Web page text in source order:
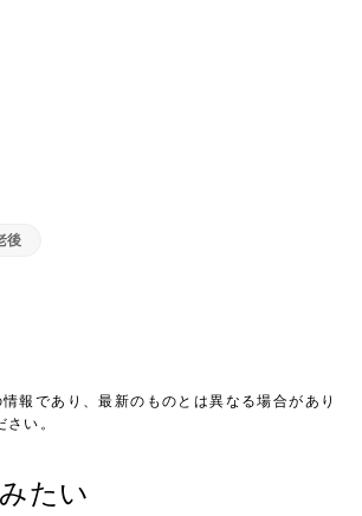
後
報であり、最新のものとは異なる場合があり
い。
たい